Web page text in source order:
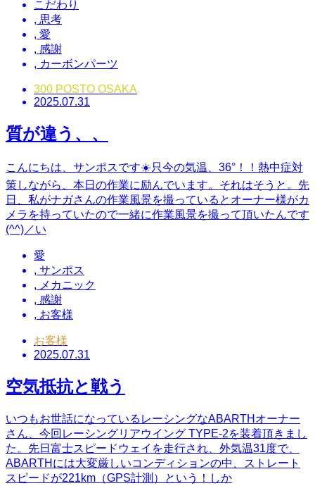
こだわり
, 思考
, 愛
, 感謝
, カーボンパーツ
300 POSTO OSAKA
2025.07.31
質が違う、、
こんにちは、サンポスです☀️只今の気温、36°！！熱中症対
策しながら、本日の作業に励んでいます。それはそうと。先
日、私がナガさんの作業風景を撮っているとオーナー様がカ
メラを持っていたので一緒に作業風景を撮って頂いたんです
(^^)／い
愛
, サンポス
, メカニック
, 感謝
, お客様
お客様
2025.07.31
空気抵抗と戦う
いつもお世話になっているレーシングなABARTHオーナー
さん、今回レーシングリアウイング TYPE-2を装着頂きまし
た。先日富士スピードウェイを走行され、外気温31度で、
ABARTHには大変厳しいコンディションの中、ストレート
スピードが221km（GPS計測）という！しか